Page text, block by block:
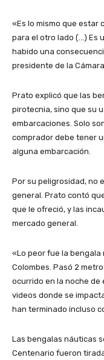
«Es lo mismo que estar
para el otro lado (…) Es
habido una
presidente de la
Prato explicó que las
pirotecnia, sino que su
embarcaciones. Solo
comprador debe tener
alguna embarcación.
Por su peligrosidad, no
general. Prato contó
que le ofreció, y las
mercado general.
«Lo peor fue la bengala
Colombes. Pasó 2
ocurrido en la noche de
videos donde se
han terminado incluso
Las bengalas náuticas
Centenario fueron